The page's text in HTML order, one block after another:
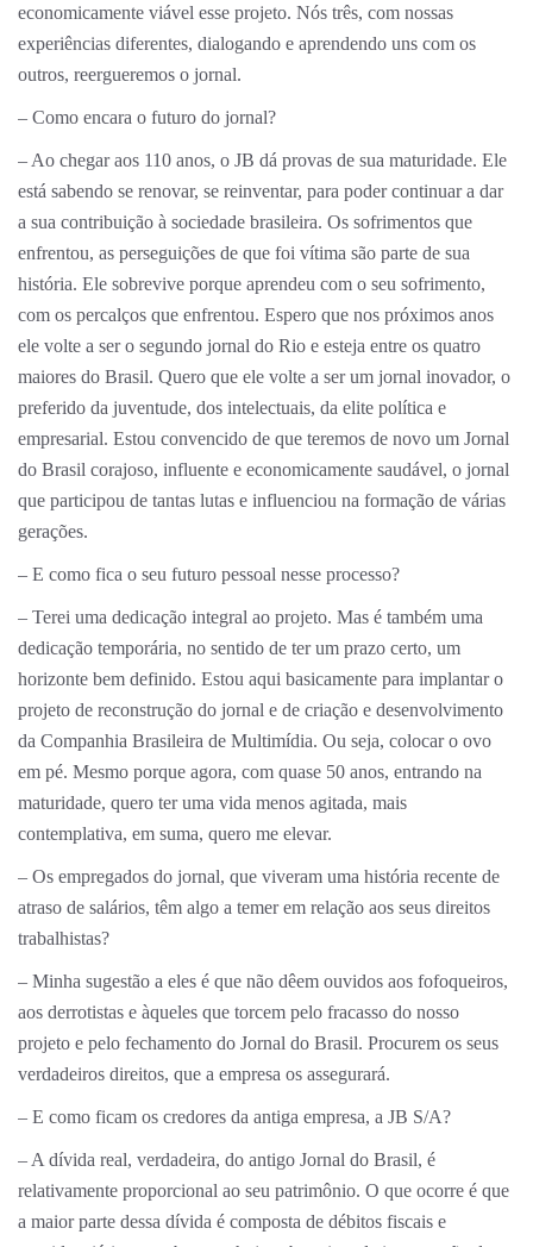
economicamente viável esse projeto. Nós três, com nossas
experiências diferentes, dialogando e aprendendo uns com os
outros, reergueremos o jornal.
– Como encara o futuro do jornal?
– Ao chegar aos 110 anos, o JB dá provas de sua maturidade. Ele
está sabendo se renovar, se reinventar, para poder continuar a dar
a sua contribuição à sociedade brasileira. Os sofrimentos que
enfrentou, as perseguições de que foi vítima são parte de sua
história. Ele sobrevive porque aprendeu com o seu sofrimento,
com os percalços que enfrentou. Espero que nos próximos anos
ele volte a ser o segundo jornal do Rio e esteja entre os quatro
maiores do Brasil. Quero que ele volte a ser um jornal inovador, o
preferido da juventude, dos intelectuais, da elite política e
empresarial. Estou convencido de que teremos de novo um Jornal
do Brasil corajoso, influente e economicamente saudável, o jornal
que participou de tantas lutas e influenciou na formação de várias
gerações.
– E como fica o seu futuro pessoal nesse processo?
– Terei uma dedicação integral ao projeto. Mas é também uma
dedicação temporária, no sentido de ter um prazo certo, um
horizonte bem definido. Estou aqui basicamente para implantar o
projeto de reconstrução do jornal e de criação e desenvolvimento
da Companhia Brasileira de Multimídia. Ou seja, colocar o ovo
em pé. Mesmo porque agora, com quase 50 anos, entrando na
maturidade, quero ter uma vida menos agitada, mais
contemplativa, em suma, quero me elevar.
– Os empregados do jornal, que viveram uma história recente de
atraso de salários, têm algo a temer em relação aos seus direitos
trabalhistas?
– Minha sugestão a eles é que não dêem ouvidos aos fofoqueiros,
aos derrotistas e àqueles que torcem pelo fracasso do nosso
projeto e pelo fechamento do Jornal do Brasil. Procurem os seus
verdadeiros direitos, que a empresa os assegurará.
– E como ficam os credores da antiga empresa, a JB S/A?
– A dívida real, verdadeira, do antigo Jornal do Brasil, é
relativamente proporcional ao seu patrimônio. O que ocorre é que
a maior parte dessa dívida é composta de débitos fiscais e